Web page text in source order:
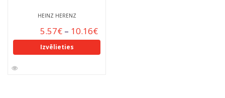
HEINZ HERENZ
5.57€ – 10.16€
Izvēlieties